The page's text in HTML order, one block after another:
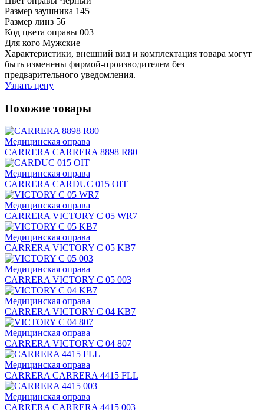
Размер заушника 145
Размер линз 56
Код цвета оправы 003
Для кого Мужские
Характеристики, внешний вид и комплектация товара могут
быть изменены фирмой-производителем без
предварительного уведомления.
Узнать цену
Похожие товары
Медицинская оправа
CARRERA CARRERA 8898 R80
Медицинская оправа
CARRERA CARDUC 015 OIT
Медицинская оправа
CARRERA VICTORY C 05 WR7
Медицинская оправа
CARRERA VICTORY C 05 KB7
Медицинская оправа
CARRERA VICTORY C 05 003
Медицинская оправа
CARRERA VICTORY C 04 KB7
Медицинская оправа
CARRERA VICTORY C 04 807
Медицинская оправа
CARRERA CARRERA 4415 FLL
Медицинская оправа
CARRERA CARRERA 4415 003